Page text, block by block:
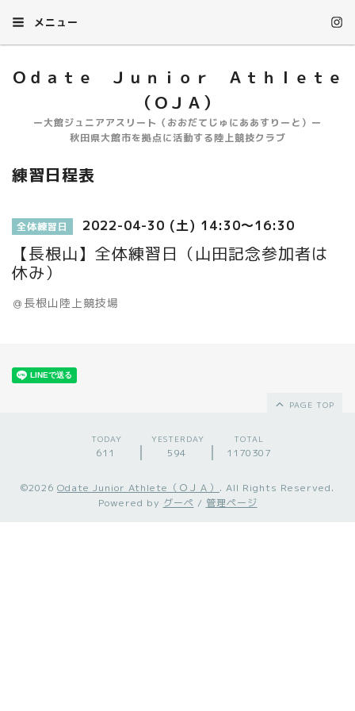
メニュー
Ｏｄａｔｅ Ｊｕｎｉｏｒ Ａｔｈｌｅｔｅ
（ＯＪＡ）
ー大館ジュニアアスリート（おおだてじゅにああすりーと）ー
秋田県大館市を拠点に活動する陸上競技クラブ
練習日程表
全体練習日 2022-04-30 (土) 14:30～16:30
【長根山】全体練習日（山田記念参加者は
休み）
＠長根山陸上競技場
PAGE TOP
TODAY
611
YESTERDAY
594
TOTAL
1170307
©2026 Odate Junior Athlete（ＯＪＡ） . All Rights Reserved.
Powered by グーペ / 管理ページ